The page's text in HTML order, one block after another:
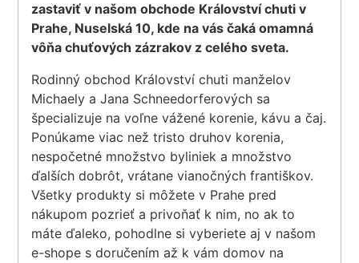
zastaviť v našom obchode Království chuti v
Prahe, Nuselská 10, kde na vás čaká omamná
vôňa chuťových zázrakov z celého sveta.
Rodinný obchod Království chuti manželov
Michaely a Jana Schneedorferových sa
špecializuje na voľne vážené korenie, kávu a čaj.
Ponúkame viac než tristo druhov korenia,
nespočetné množstvo byliniek a množstvo
ďalších dobrôt, vrátane vianočných františkov.
Všetky produkty si môžete v Prahe pred
nákupom pozrieť a privoňať k nim, no ak to
máte ďaleko, pohodlne si vyberiete aj v našom
e-shope s doručením až k vám domov na